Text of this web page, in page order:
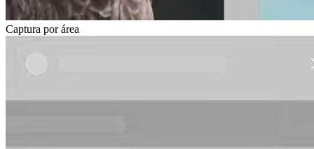
Captura por área